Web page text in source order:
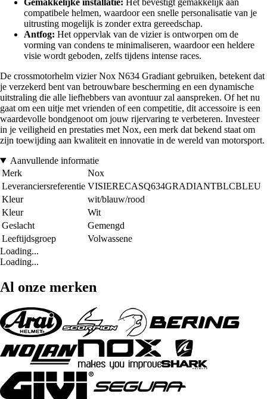
Gemakkelijke installatie: Het bevestigt gemakkelijk aan
compatibele helmen, waardoor een snelle personalisatie van je
uitrusting mogelijk is zonder extra gereedschap.
Antfog: Het oppervlak van de vizier is ontworpen om de
vorming van condens te minimaliseren, waardoor een heldere
visie wordt geboden, zelfs tijdens intense races.
De crossmotorhelm vizier Nox N634 Gradiant gebruiken, betekent dat
je verzekerd bent van betrouwbare bescherming en een dynamische
uitstraling die alle liefhebbers van avontuur zal aanspreken. Of het nu
gaat om een uitje met vrienden of een competitie, dit accessoire is een
waardevolle bondgenoot om jouw rijervaring te verbeteren. Investeer
in je veiligheid en prestaties met Nox, een merk dat bekend staat om
zijn toewijding aan kwaliteit en innovatie in de wereld van motorsport.
Aanvullende informatie
Merk
Nox
Leveranciersreferentie VISIERECASQ634GRADIANTBLCBLEU
Kleur
wit/blauw/rood
Kleur
Wit
Geslacht
Gemengd
Leeftijdsgroep
Volwassene
Loading...
Loading...
Al onze merken